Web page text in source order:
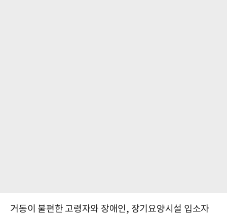
거동이 불편한 고령자와 장애인, 장기요양시설 입소자